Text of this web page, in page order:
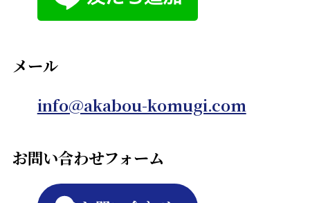
メール
info@akabou-komugi.com
お問い合わせフォーム